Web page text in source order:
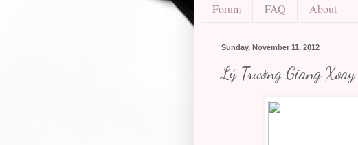
Forum
FAQ About
Sunday, November 11, 2012
Lý Trưởng Giang Xoay